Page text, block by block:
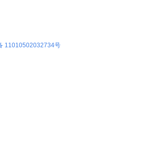
11010502032734号